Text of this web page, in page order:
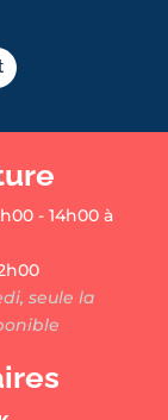
- 14h00 à
seule la